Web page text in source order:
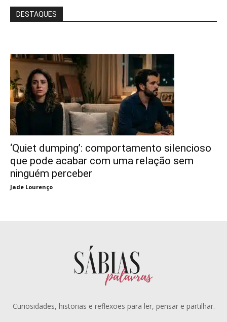
DESTAQUES
‘Quiet dumping’: comportamento silencioso
que pode acabar com uma relação sem
ninguém perceber
Jade Lourenço
Curiosidades, historias e reflexoes para ler, pensar e partilhar.